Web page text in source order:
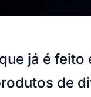
já é
de